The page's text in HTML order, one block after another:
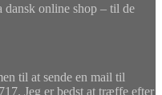
dansk online shop – til de
til at sende en mail til
Jeg er bedst at træffe efter